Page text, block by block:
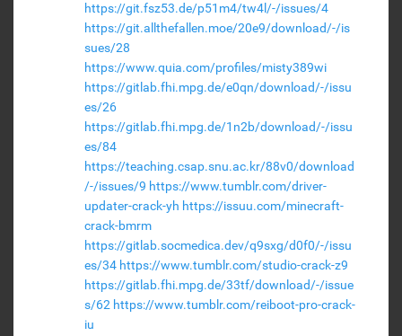
https://git.fsz53.de/p51m4/tw4l/-/issues/4
https://git.allthefallen.moe/20e9/download/-/is
sues/28
https://www.quia.com/profiles/misty389wi
https://gitlab.fhi.mpg.de/e0qn/download/-/issu
es/26
https://gitlab.fhi.mpg.de/1n2b/download/-/issu
es/84
https://teaching.csap.snu.ac.kr/88v0/download
/-/issues/9 https://www.tumblr.com/driver-
updater-crack-yh https://issuu.com/minecraft-
crack-bmrm
https://gitlab.socmedica.dev/q9sxg/d0f0/-/issu
es/34 https://www.tumblr.com/studio-crack-z9
https://gitlab.fhi.mpg.de/33tf/download/-/issue
s/62 https://www.tumblr.com/reiboot-pro-crack-
iu